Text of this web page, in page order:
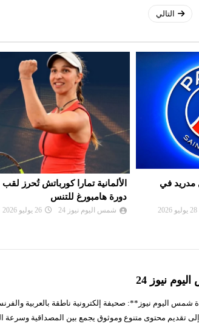
التالي
تُحرز لقب
26 يوليو 2026
موعد سحب قرعة الدور التمهيدي
لرابطة أبطال إفريقيا وكأس
الكونفدرالية
نيوز 24
شمس اليوم نيوز**: صحيفة إلكترونية ناطقة بالعربية
تقديم محتوى متنوع وموثوق يجمع بين المصداقية وسرعة